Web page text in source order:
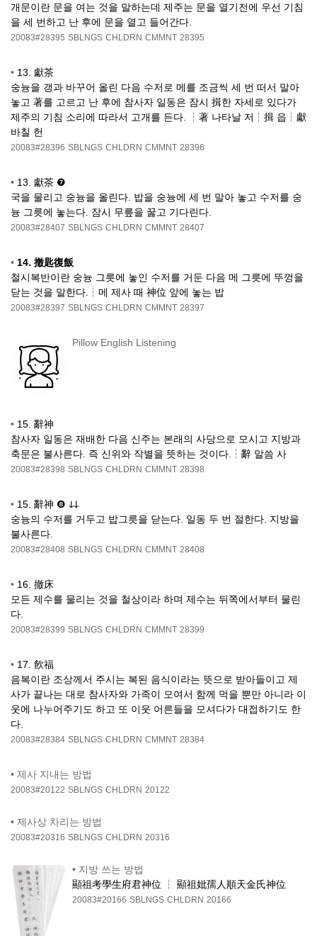
개문이란 문을 여는 것을 말하는데 제주는 문을 열기전에 우선 기침
을 세 번하고 난 후에 문을 열고 들어간다.
20083#28395 SBLNGS CHLDRN CMMNT 28395
• 13. 獻茶
숭늉을 갱과 바꾸어 올린 다음 수저로 메를 조금씩 세 번 떠서 말아
놓고 著를 고르고 난 후에 참사자 일동은 잠시 揖한 자세로 있다가
제주의 기침 소리에 따라서 고개를 든다. ┆著 나타날 저┆揖 읍┆獻
바칠 헌
20083#28396 SBLNGS CHLDRN CMMNT 28396
• 13. 獻茶 ❼
국을 물리고 숭늉을 올린다. 밥을 숭늉에 세 번 말아 놓고 수저를 숭
늉 그릇에 놓는다. 잠시 무릎을 꿇고 기다린다.
20083#28407 SBLNGS CHLDRN CMMNT 28407
• 14. 撤匙復飯
철시복반이란 숭늉 그릇에 놓인 수저를 거둔 다음 메 그릇에 뚜껑을
닫는 것을 말한다.┆메 제사 때 神位 앞에 놓는 밥
20083#28397 SBLNGS CHLDRN CMMNT 28397
Pillow English Listening
• 15. 辭神
참사자 일동은 재배한 다음 신주는 본래의 사당으로 모시고 지방과
축문은 불사른다. 즉 신위와 작별을 뜻하는 것이다.┆辭 말씀 사
20083#28398 SBLNGS CHLDRN CMMNT 28398
• 15. 辭神 ❽ ↆↆ
숭늉의 수저를 거두고 밥그릇을 닫는다. 일동 두 번 절한다. 지방을
불사른다.
20083#28408 SBLNGS CHLDRN CMMNT 28408
• 16. 撤床
모든 제수를 물리는 것을 철상이라 하며 제수는 뒤쪽에서부터 물린
다.
20083#28399 SBLNGS CHLDRN CMMNT 28399
• 17. 飮福
음복이란 조상께서 주시는 복된 음식이라는 뜻으로 받아들이고 제
사가 끝나는 대로 참사자와 가족이 모여서 함께 먹을 뿐만 아니라 이
웃에 나누어주기도 하고 또 이웃 어른들을 모셔다가 대접하기도 한
다.
20083#28384 SBLNGS CHLDRN CMMNT 28384
• 제사 지내는 방법
20083#20122 SBLNGS CHLDRN 20122
• 제사상 차리는 방법
20083#20316 SBLNGS CHLDRN 20316
• 지방 쓰는 방법
顯祖考學生府君神位 ┆ 顯祖妣孺人順天金氏神位
20083#20166 SBLNGS CHLDRN 20166